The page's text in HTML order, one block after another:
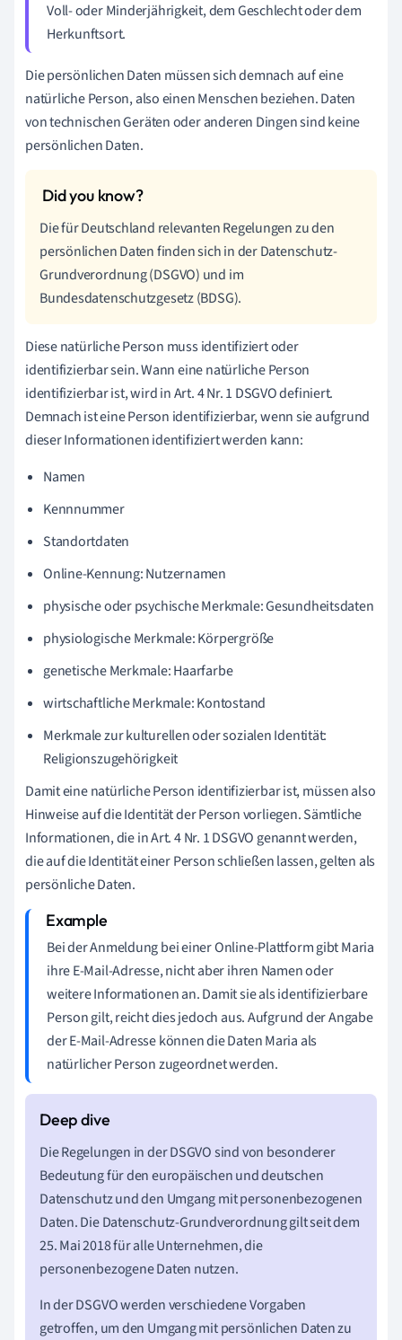
Voll- oder Minderjährigkeit, dem Geschlecht oder dem
Herkunftsort.
Die persönlichen Daten müssen sich demnach auf eine
natürliche Person, also einen Menschen beziehen. Daten
von technischen Geräten oder anderen Dingen sind keine
persönlichen Daten.
Die für Deutschland relevanten Regelungen zu den
persönlichen Daten finden sich in der Datenschutz-
Grundverordnung (DSGVO) und im
Bundesdatenschutzgesetz (BDSG).
Diese natürliche Person muss identifiziert oder
identifizierbar sein. Wann eine natürliche Person
identifizierbar ist, wird in Art. 4 Nr. 1 DSGVO definiert.
Demnach ist eine Person identifizierbar, wenn sie aufgrund
dieser Informationen identifiziert werden kann:
Namen
Kennnummer
Standortdaten
Online-Kennung: Nutzernamen
physische oder psychische Merkmale: Gesundheitsdaten
physiologische Merkmale: Körpergröße
genetische Merkmale: Haarfarbe
wirtschaftliche Merkmale: Kontostand
Merkmale zur kulturellen oder sozialen Identität:
Religionszugehörigkeit
Damit eine natürliche Person identifizierbar ist, müssen also
Hinweise auf die Identität der Person vorliegen. Sämtliche
Informationen, die in Art. 4 Nr. 1 DSGVO genannt werden,
die auf die Identität einer Person schließen lassen, gelten als
persönliche Daten.
Bei der Anmeldung bei einer Online-Plattform gibt Maria
ihre E-Mail-Adresse, nicht aber ihren Namen oder
weitere Informationen an. Damit sie als identifizierbare
Person gilt, reicht dies jedoch aus. Aufgrund der Angabe
der E-Mail-Adresse können die Daten Maria als
natürlicher Person zugeordnet werden.
Die Regelungen in der DSGVO sind von besonderer
Bedeutung für den europäischen und deutschen
Datenschutz und den Umgang mit personenbezogenen
Daten. Die Datenschutz-Grundverordnung gilt seit dem
25. Mai 2018 für alle Unternehmen, die
personenbezogene Daten nutzen.
In der DSGVO werden verschiedene Vorgaben
getroffen, um den Umgang mit persönlichen Daten zu